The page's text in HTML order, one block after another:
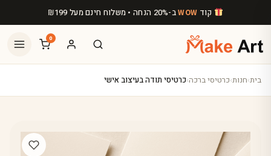
דלג לתוכן הראשי קוד WOWב-20% הנחה • משלוח חינם מעל ₪199
0
בית›חנות›כרטיסי ברכה›כרטיסי תודה בעיצוב אישי